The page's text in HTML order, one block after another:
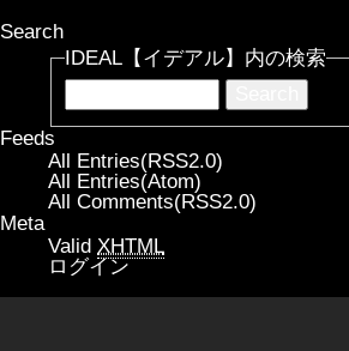
Search
IDEAL【イデアル】内の検索
Feeds
All Entries(RSS2.0)
All Entries(Atom)
All Comments(RSS2.0)
Meta
Valid XHTML
ログイン